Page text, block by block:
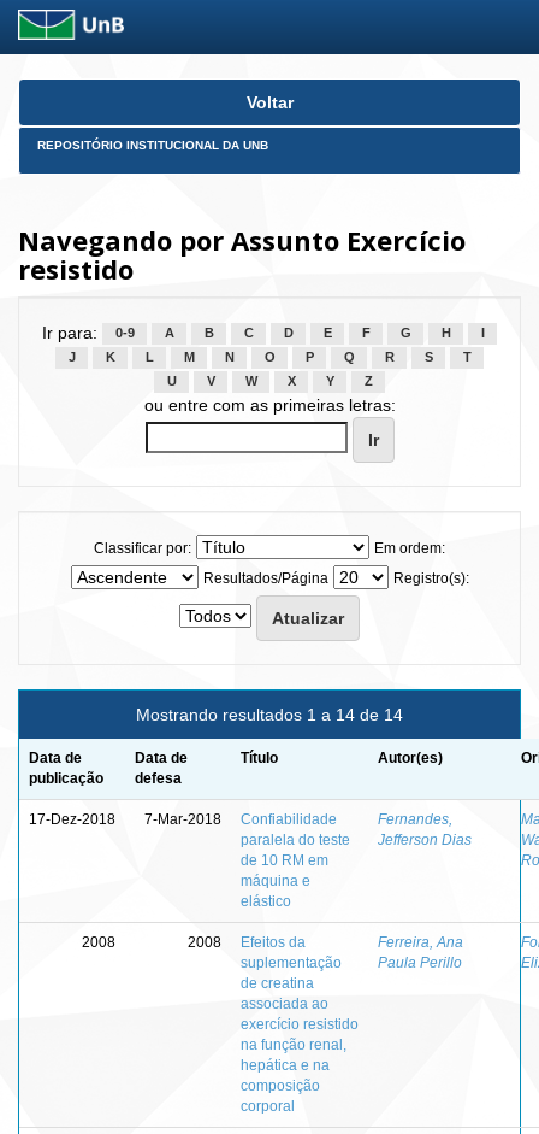
Skip
Voltar
REPOSITÓRIO INSTITUCIONAL DA UNB
Navegando por Assunto Exercício
resistido
Ir para: 0-9 A B C D E F G H
J
K L M N O P Q R S
T
U
V W X Y Z
ou entre com as primeiras letras:
Classificar por:
Em ordem:
Resultados/Página
Registro(s):
Mostrando resultados 1 a 14 de 14
Data de
publicação
Data de
defesa
Título Autor(es)
17-Dez-2018 7-Mar-2018
Confiabilidade
paralela do teste
de 10 RM em
máquina e
elástico
Fernandes,
Jefferson Dias
2008 2008
Efeitos da
suplementação
de creatina
associada ao
exercício resistido
na função renal,
hepática e na
composição
corporal
Ferreira, Ana
Paula Perillo